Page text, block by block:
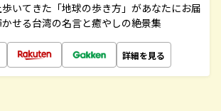
いてきた「地球の歩き方」があなたにお届
せる台湾の名言と癒やしの絶景集
詳細を見る